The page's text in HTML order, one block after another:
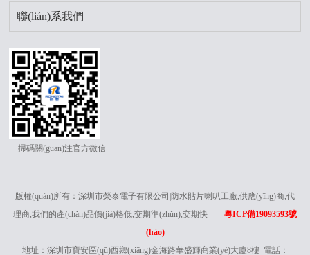
聯(lián)系我們
掃碼關(guān)注官方微信
版權(quán)所有：深圳市榮泰電子有限公司|防水貼片喇叭工廠,供應(yīng)商,代
理商,我們的產(chǎn)品價(jià)格低,交期準(zhǔn),交期快
粵ICP備19093593號
(hào)
地址：深圳市寶安區(qū)西鄉(xiāng)金海路華盛輝商業(yè)大廈8樓 電話：